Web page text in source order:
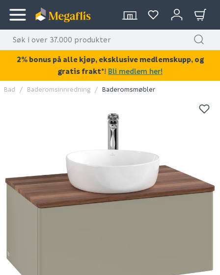
KAN DISSE VÆRE AV INTERESSE?
2 399
Bad Baderomsinnredning Baderomsmøbler
2% bonus på alle kjøp, eksklusive medlemskupp, og
gratis frakt*! Bli medlem her!